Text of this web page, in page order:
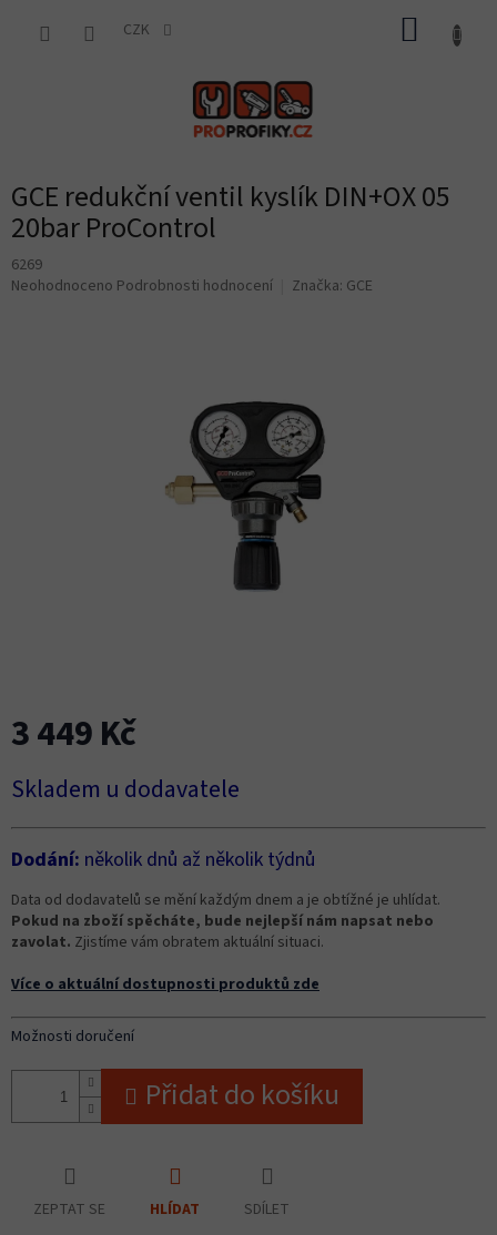
CZK
GCE redukční ventil kyslík DIN+OX 05
20bar ProControl
6269
Průměrné
Neohodnoceno Podrobnosti hodnocení Značka: GCE
3 449 Kč
cena:
Skladem u dodavatele
Dodání: několik dnů až několik týdnů
Data od dodavatelů se mění každým dnem a je obtížné je uhlídat.
Pokud na zboží spěcháte, bude nejlepší nám napsat nebo
zavolat. Zjistíme vám obratem aktuální situaci.
Více o aktuální dostupnosti produktů zde
Možnosti doručení
Přidat do košíku
ZEPTAT SE HLÍDAT SDÍLET